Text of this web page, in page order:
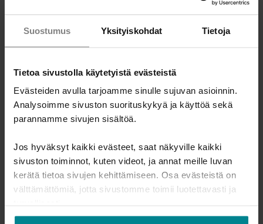
Suostumus Yksityiskohdat Tietoja
Tietoa sivustolla käytetyistä evästeistä
Evästeiden avulla tarjoamme sinulle sujuvan asioinnin.
Analysoimme sivuston suorituskykyä ja käyttöä sekä
parannamme sivujen sisältöä.
Jos hyväksyt kaikki evästeet, saat näkyville kaikki
sivuston toiminnot, kuten videot, ja annat meille luvan
kerätä tietoa sivujen kehittämiseen. Osa evästeistä on
välttämättömiä, jotta sivustomme toimii luotettavasti ja
Kun uutta luottoa ei enää saa, se pysäyttää miettimään
muita keinoja selviytyä tilanteesta. Joskus velkojen
vapauttaa rahaa arjen menoihin.Lue lisää velkojen
maksamisesta ulosoton kautta.Ulosotto voi olla myös
välivaiheena esimerkiksi ennen Takuusäätiön takaamaa
pankkilainaa tai yksityishenkilön velkajärjestelyä.
5. Velat ovat ulosotossa
Velkoja voi maksaa myös ulosoton kautta. Jos velat ovat
ulosotossa eikä jäljelle jäävä raha riitä elämiseen, sinulla
Kysy myös ulosoton helpotuksista omalta